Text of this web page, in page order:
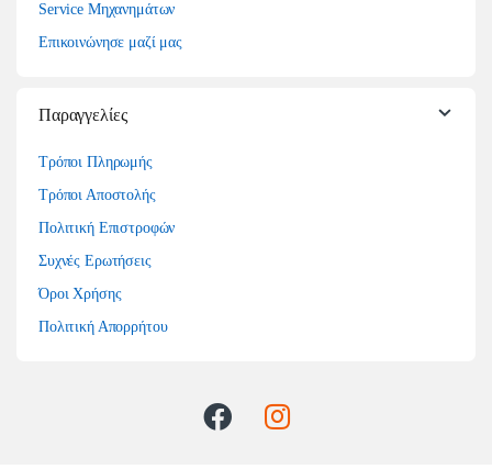
Service Μηχανημάτων
Επικοινώνησε μαζί μας
Παραγγελίες
Τρόποι Πληρωμής
Τρόποι Αποστολής
Πολιτική Επιστροφών
Συχνές Ερωτήσεις
Όροι Χρήσης
Πολιτική Απορρήτου